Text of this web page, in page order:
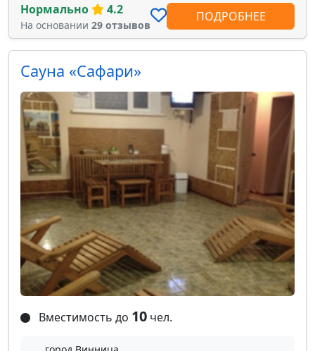
Нормально 4.2
На основании 29 отзывов
ПОДРОБНЕЕ
Сауна «Сафари»
Вместимость до 10 чел.